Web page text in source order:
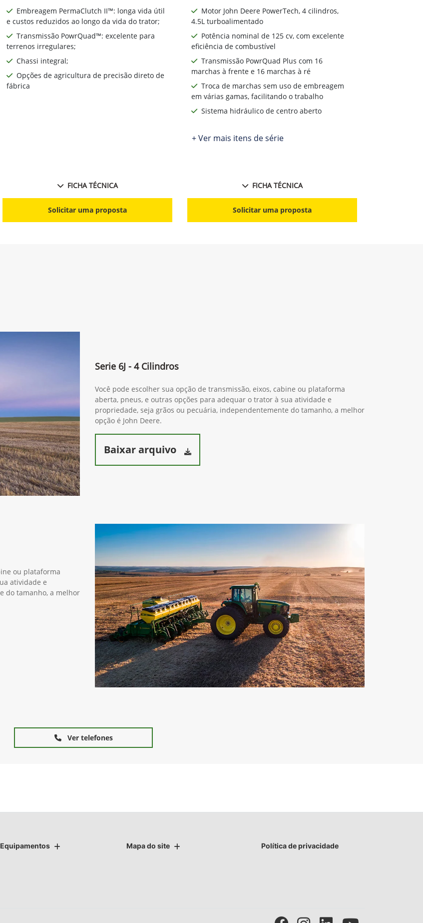
Embreagem PermaClutch II™: longa vida útil
e custos reduzidos ao longo da vida do trator;
Transmissão PowrQuad™: excelente para
terrenos irregulares;
Chassi integral;
Opções de agricultura de precisão direto de
fábrica
FICHA TÉCNICA
Solicitar uma proposta
Motor John Deere PowerTech, 4 cilindros,
4.5L turboalimentado
Potência nominal de 125 cv, com excelente
eficiência de combustível
Transmissão PowrQuad Plus com 16
marchas à frente e 16 marchas à ré
Troca de marchas sem uso de embreagem
em várias gamas, facilitando o trabalho
Sistema hidráulico de centro aberto
+ Ver mais itens de série
FICHA TÉCNICA
Solicitar uma proposta
Serie 6J - 4 Cilindros
Você pode escolher sua opção de transmissão, eixos, cabine ou plataforma
aberta, pneus, e outras opções para adequar o trator à sua atividade e
propriedade, seja grãos ou pecuária, independentemente do tamanho, a melhor
opção é John Deere.
Baixar arquivo
ou plataforma
atividade e
do tamanho, a melhor
Ver telefones
Equipamentos Mapa do site Política de privacidade